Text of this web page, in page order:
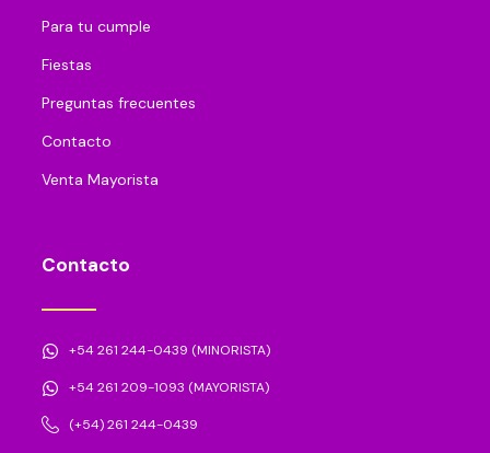
Para tu cumple
Fiestas
Preguntas frecuentes
Contacto
Venta Mayorista
Contacto
+54 261 244-0439 (MINORISTA)
+54 261 209-1093 (MAYORISTA)
(+54) 261 244-0439